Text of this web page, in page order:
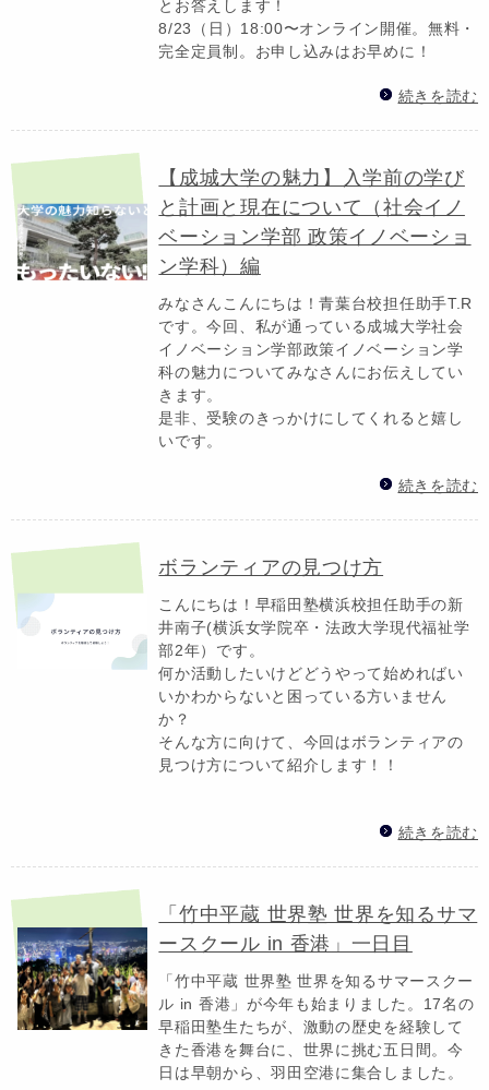
とお答えします！
8/23（日）18:00〜オンライン開催。無料・
完全定員制。お申し込みはお早めに！
続きを読む
【成城大学の魅力】入学前の学び
と計画と現在について（社会イノ
ベーション学部 政策イノベーショ
ン学科）編
みなさんこんにちは！青葉台校担任助手T.R
です。今回、私が通っている成城大学社会
イノベーション学部政策イノベーション学
科の魅力についてみなさんにお伝えしてい
きます。
是非、受験のきっかけにしてくれると嬉し
いです。
続きを読む
ボランティアの見つけ方
こんにちは！早稲田塾横浜校担任助手の新
井南子(横浜女学院卒・法政大学現代福祉学
部2年）です。
何か活動したいけどどうやって始めればい
いかわからないと困っている方いません
か？
そんな方に向けて、今回はボランティアの
見つけ方について紹介します！！
続きを読む
「竹中平蔵 世界塾 世界を知るサマ
ースクール in 香港」一日目
「竹中平蔵 世界塾 世界を知るサマースクー
ル in 香港」が今年も始まりました。17名の
早稲田塾生たちが、激動の歴史を経験して
きた香港を舞台に、世界に挑む五日間。今
日は早朝から、羽田空港に集合しました。